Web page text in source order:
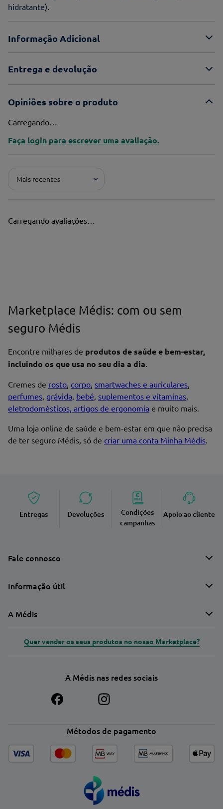
hidratante).
Informação Adicional
Entrega e devolução
Opiniões sobre o produto
Carregando…
Faça login para escrever uma avaliação.
Mais recentes
Carregando avaliações…
Marketplace Médis: com ou sem
seguro Médis
Encontre milhares de produtos de saúde e bem-estar,
incluindo os que usa no seu dia a dia.
Cremes de rosto, corpo, smartwaches e auriculares,
perfumes, grávida, bebé, suplementos e vitaminas,
eletrodomésticos, artigos de ergonomia e muito mais.
Uma loja online de saúde e bem-estar em que não precisa
de ter seguro Médis, só de criar uma conta Minha Médis.
Entregas Devoluções
Condições
campanhas
Apoio ao cliente
Fale connosco
Informação útil
A Médis
Quer vender os seus produtos no nosso Marketplace?
A Médis nas redes sociais
Métodos de pagamento